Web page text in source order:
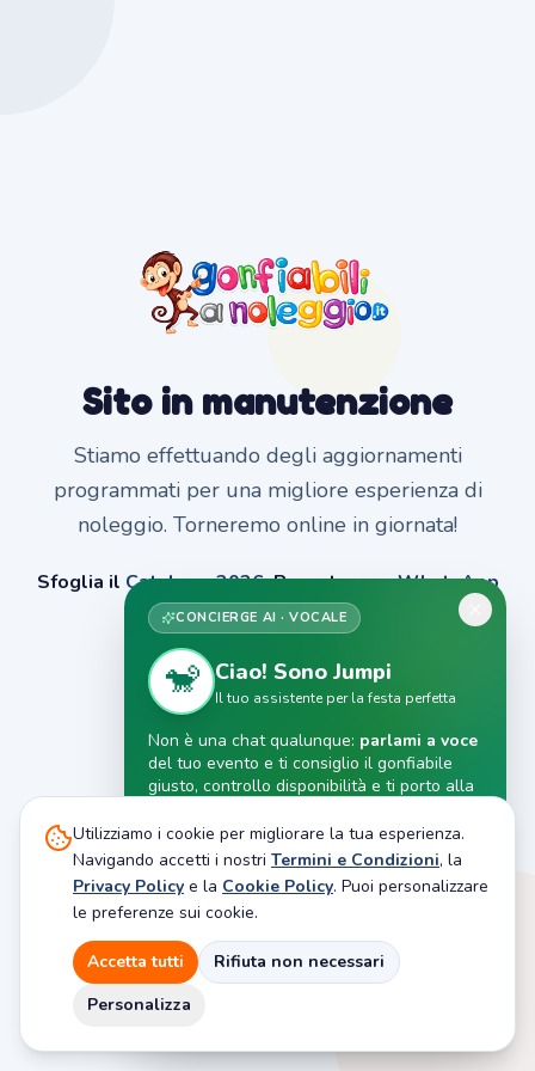
Sito in manutenzione
Stiamo effettuando degli aggiornamenti
programmati per una migliore esperienza di
noleggio. Torneremo online in giornata!
Sfoglia il Catalogo 2026. Prenotare suWhatsApp
+39 379.37.13.061.
Utilizziamo i cookie per migliorare la tua esperienza.
Navigando accetti i nostri Termini e Condizioni, la
Privacy Policy e la Cookie Policy. Puoi personalizzare
le preferenze sui cookie.
Accetta tutti
Rifiuta non necessari
Personalizza
CONCIERGE AI · VOCALE
🐒 Ciao! Sono Jumpi
Il tuo assistente per la festa perfetta
Non è una chat qualunque: parlami a voce
del tuo evento e ti consiglio il gonfiabile
giusto, controllo disponibilità e ti porto alla
Conversazione vocale in tempo reale
Consigli su misura per la tua festa
Verifica date e ti guida alla prenotazione
Inizia a parlare con Jumpi